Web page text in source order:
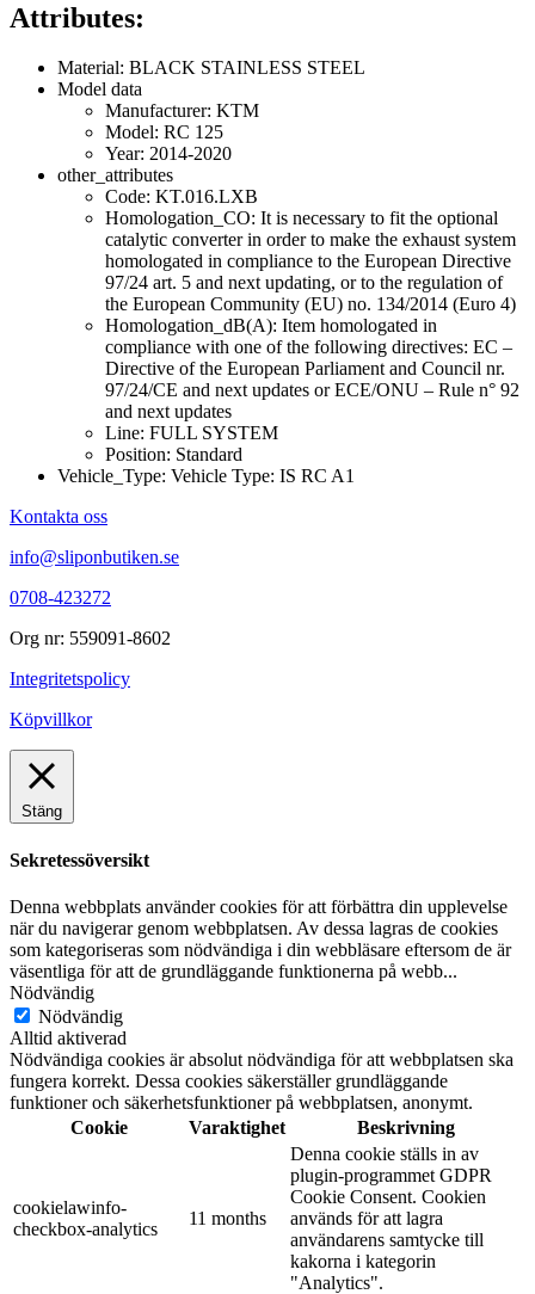
Attributes:
Material: BLACK STAINLESS STEEL
Model data
Manufacturer: KTM
Model: RC 125
Year: 2014-2020
other_attributes
Code: KT.016.LXB
Homologation_CO: It is necessary to fit the optional
catalytic converter in order to make the exhaust system
homologated in compliance to the European Directive
97/24 art. 5 and next updating, or to the regulation of
the European Community (EU) no. 134/2014 (Euro 4)
Homologation_dB(A): Item homologated in
compliance with one of the following directives: EC –
Directive of the European Parliament and Council nr.
97/24/CE and next updates or ECE/ONU – Rule n° 92
and next updates
Line: FULL SYSTEM
Position: Standard
Vehicle_Type: Vehicle Type: IS RC A1
Kontakta oss
info@sliponbutiken.se
0708-423272
Org nr: 559091-8602
Integritetspolicy
Köpvillkor
Stäng
Sekretessöversikt
Denna webbplats använder cookies för att förbättra din upplevelse
när du navigerar genom webbplatsen. Av dessa lagras de cookies
som kategoriseras som nödvändiga i din webbläsare eftersom de är
väsentliga för att de grundläggande funktionerna på webb...
Nödvändig
Nödvändig
Alltid aktiverad
Nödvändiga cookies är absolut nödvändiga för att webbplatsen ska
fungera korrekt. Dessa cookies säkerställer grundläggande
funktioner och säkerhetsfunktioner på webbplatsen, anonymt.
Cookie
Varaktighet Beskrivning
cookielawinfo-
checkbox-analytics
11 months
Denna cookie ställs in av
plugin-programmet GDPR
Cookie Consent. Cookien
används för att lagra
användarens samtycke till
kakorna i kategorin
"Analytics".